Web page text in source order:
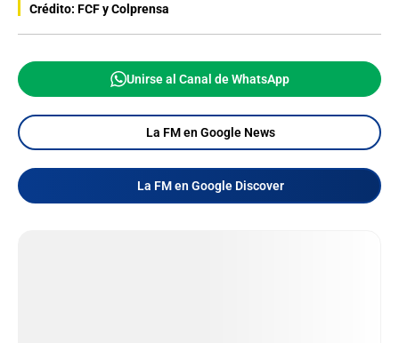
Crédito: FCF y Colprensa
Unirse al Canal de WhatsApp
La FM en Google News
La FM en Google Discover